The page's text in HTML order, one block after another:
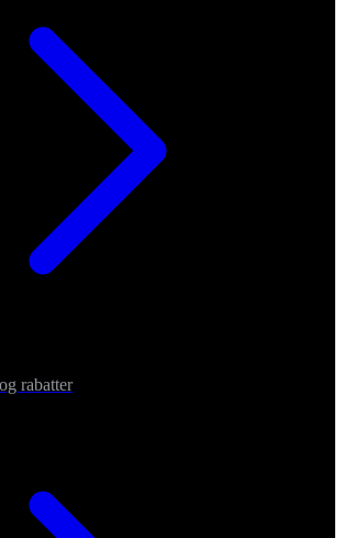
rabatter